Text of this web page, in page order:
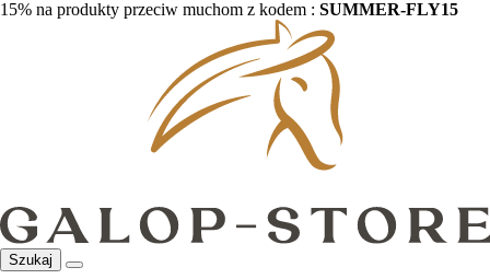
15% na produkty przeciw muchom z kodem : SUMMER-FLY15
Szukaj